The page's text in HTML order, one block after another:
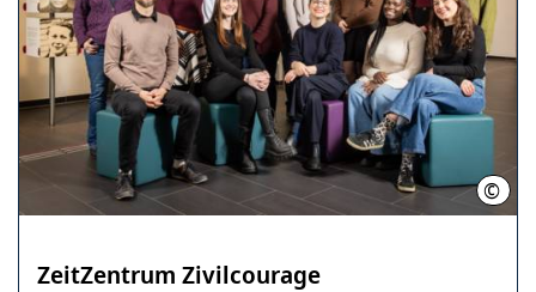
© LHH
ZeitZentrum Zivilcourage